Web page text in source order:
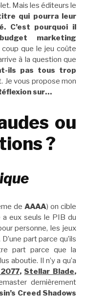
Mais les éditeurs le
qui pourra leur
C’est pourquoi il
marketing
que le jeu coûte
à la question que
ils pas tous trop
Je vous propose mon
sur…
ou
?
de AAAA) on cible
eux seuls le PIB du
personne, les jeux
part parce qu’ils
part parce que la
aboutie. Il n’y a qu’a
, Stellar Blade,
dernièrement
Creed Shadows